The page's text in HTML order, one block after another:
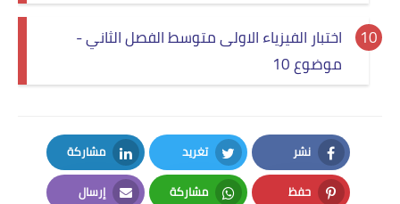
اختبار الفيزياء الاولى متوسط الفصل الثاني -
موضوع 10
نشر
Facebook
تغريد
Twitter
مشاركة
LinkedIn
حفظ مشاركة إرسال